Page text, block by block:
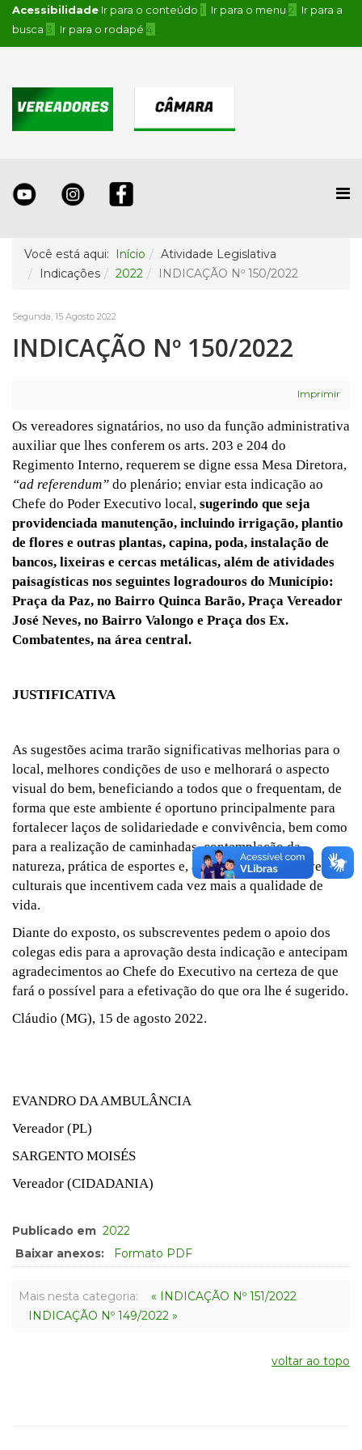
Acessibilidade Ir para o conteúdo 1 Ir para o menu 2
Ir para a
busca 3 Ir para o rodapé 4
Você está aqui: Início
Atividade Legislativa
Indicações
2022 INDICAÇÃO Nº 150/2022
Segunda, 15 Agosto 2022
INDICAÇÃO Nº 150/2022
Imprimir
Os vereadores signatários, no uso da função administrativa
auxiliar que lhes conferem os arts. 203 e 204 do
Regimento Interno, requerem se digne essa Mesa Diretora,
“ad referendum” do plenário; enviar esta indicação ao
Chefe do Poder Executivo local, sugerindo que seja
providenciada manutenção, incluindo irrigação, plantio
de flores e outras plantas, capina, poda, instalação de
bancos, lixeiras e cercas metálicas, além de atividades
paisagísticas nos seguintes logradouros do Município:
Praça da Paz, no Bairro Quinca Barão, Praça Vereador
José Neves, no Bairro Valongo e Praça dos Ex.
Combatentes, na área central.
JUSTIFICATIVA
As sugestões acima trarão significativas melhorias para o
local, melhores condições de uso e melhorará o aspecto
visual do bem, beneficiando a todos que o frequentam, de
forma que este ambiente é oportuno principalmente para
fortalecer laços de solidariedade e convivência, bem como
para a realização de caminhadas, contemplação da
natureza, prática de esportes e, ainda, ser palco de eventos
culturais que incentivem cada vez mais a qualidade de
vida.
Diante do exposto, os subscreventes pedem o apoio dos
colegas edis para a aprovação desta indicação e antecipam
agradecimentos ao Chefe do Executivo na certeza de que
fará o possível para a efetivação do que ora lhe é sugerido.
Cláudio (MG), 15 de agosto 2022.
EVANDRO DA AMBULÂNCIA
Vereador (PL)
SARGENTO MOISÉS
Vereador (CIDADANIA)
Publicado em 2022
Baixar anexos:
Formato PDF
Mais nesta categoria:
« INDICAÇÃO Nº 151/2022
INDICAÇÃO Nº 149/2022 »
voltar ao topo